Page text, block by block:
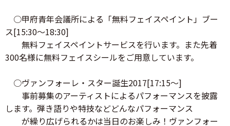
○甲府青年会議所による「無料フェイスペイント」ブー
ス[15:30～18:30]
無料フェイスペイントサービスを行います。また先着
300名様に無料フェイスシールをご用意しています。
○ヴァンフォーレ・スター誕生2017[17:15～]
事前募集のアーティストによるパフォーマンスを披露
します。弾き語りや特技などどんなパフォーマンス
が繰り広げられるかは当日のお楽しみ！ヴァンフォー